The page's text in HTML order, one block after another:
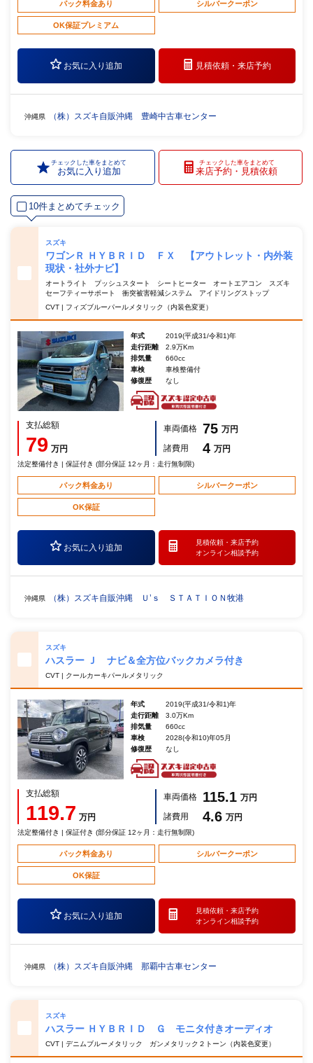
パック料金あり シルバークーポン
OK保証プレミアム
お気に入り追加 見積依頼・来店予約
沖縄県 （株）スズキ自販沖縄 豊崎中古車センター
チェックした車をまとめて
お気に入り追加
チェックした車をまとめて
来店予約・見積依頼
10件まとめてチェック
スズキ
ワゴンＲ ＨＹＢＲＩＤ ＦＸ 【アウトレット・内外装
現状・社外ナビ】
オートライト プッシュスタート シートヒーター オートエアコン スズキ
セーフティーサポート 衝突被害軽減システム アイドリングストップ
CVT | フィズブルーパールメタリック（内装色変更）
年式
2019(平成31/令和1)年
走行距離
2.9万Km
排気量
660cc
車検
車検整備付
修復歴
なし
支払総額
79 万円
車両価格 75 万円
諸費用
4 万円
法定整備付き | 保証付き (部分保証 12ヶ月：走行無制限)
パック料金あり シルバークーポン
OK保証
お気に入り追加
見積依頼・ 来店予約
オンライン相談予約
沖縄県 （株）スズキ自販沖縄 Ｕ’ｓ ＳＴＡＴＩＯＮ牧港
スズキ
ハスラー Ｊ ナビ＆全方位バックカメラ付き
CVT | クールカーキパールメタリック
年式
2019(平成31/令和1)年
走行距離
3.0万Km
排気量
660cc
車検
2028(令和10)年05月
修復歴
なし
支払総額
119.7 万円
車両価格 115.1 万円
諸費用
4.6 万円
法定整備付き | 保証付き (部分保証 12ヶ月：走行無制限)
パック料金あり シルバークーポン
OK保証
お気に入り追加
見積依頼・ 来店予約
オンライン相談予約
沖縄県 （株）スズキ自販沖縄 那覇中古車センター
スズキ
ハスラー ＨＹＢＲＩＤ Ｇ モニタ付きオーディオ
CVT | デニムブルーメタリック ガンメタリック２トーン（内装色変更）